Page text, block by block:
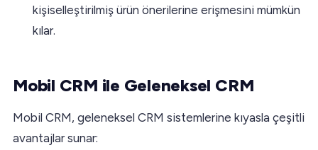
kişiselleştirilmiş ürün önerilerine erişmesini mümkün
kılar.
Mobil CRM ile Geleneksel CRM
Mobil CRM, geleneksel CRM sistemlerine kıyasla çeşitli
avantajlar sunar: